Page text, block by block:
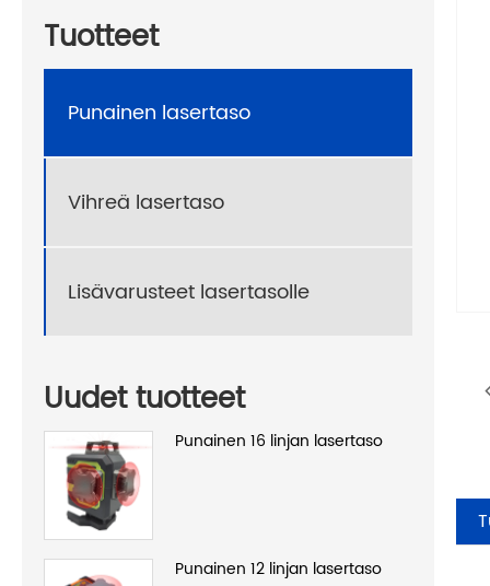
Tuotteet
Punainen lasertaso
Vihreä lasertaso
Lisävarusteet lasertasolle
Uudet tuotteet
Punainen 16 linjan lasertaso
Punainen 12 linjan lasertaso